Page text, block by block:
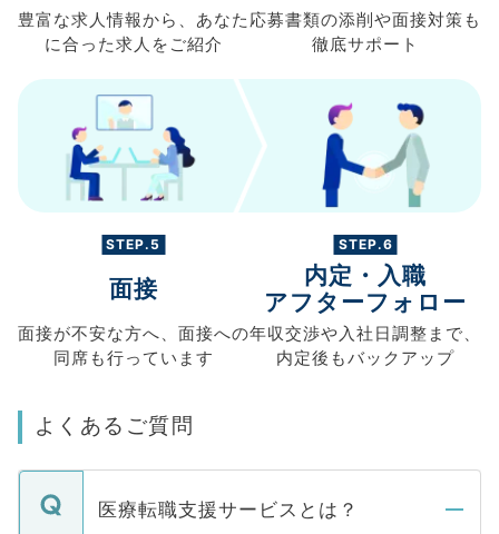
豊富な求人情報から、 あなた
に合った求人を ご紹介
応募書類の添削や面接対策も
徹底サポート
STEP.5
面接
面接が不安な方へ、 面接への
同席も行っています
STEP.6
内定・入職
アフターフォロー
年収交渉や入社日調整まで、
内定後もバックアップ
よくあるご質問
医療転職支援サービスとは？